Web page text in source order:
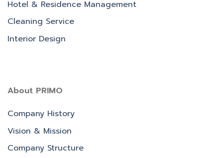
Hotel & Residence Management
Cleaning Service
Interior Design
About PRIMO
Company History
Vision & Mission
Company Structure